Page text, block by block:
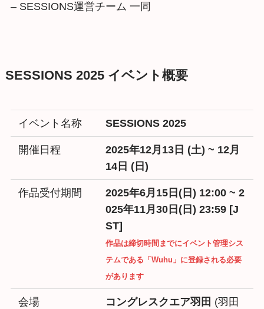
– SESSIONS運営チーム 一同
SESSIONS 2025 イベント概要
イベント名称 SESSIONS 2025
開催日程
2025年12月13日 (土) ~ 12月
14日 (日)
作品受付期間
2025年6月15日(日) 12:00 ~ 2
025年11月30日(日) 23:59 [J
ST]
作品は締切時間までにイベント管理シス
テムである「Wuhu」に登録される必要
があります
会場 コングレスクエア羽田 (羽田